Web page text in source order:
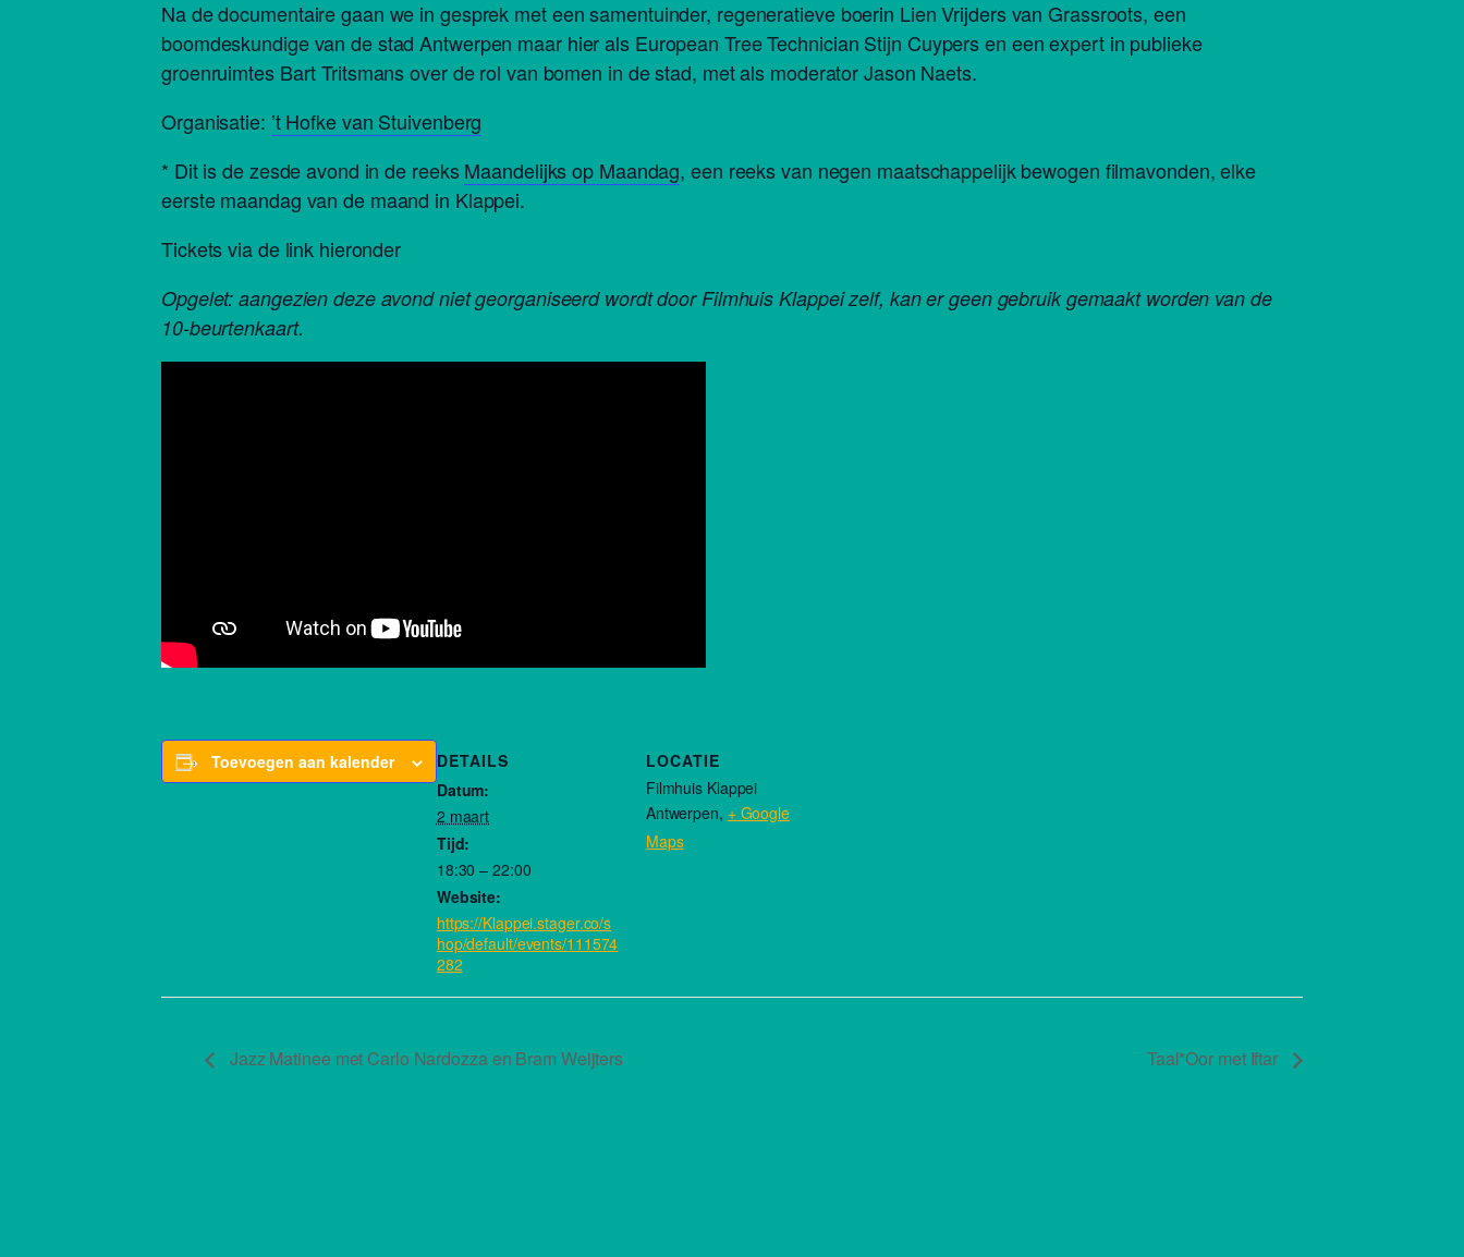
Na de documentaire gaan we in gesprek met een samentuinder, regeneratieve boerin Lien Vrijders van Grassroots, een
boomdeskundige van de stad Antwerpen maar hier als European Tree Technician Stijn Cuypers en een expert in publieke
groenruimtes Bart Tritsmans over de rol van bomen in de stad, met als moderator Jason Naets.
Organisatie: ’t Hofke van Stuivenberg
* Dit is de zesde avond in de reeks Maandelijks op Maandag, een reeks van negen maatschappelijk bewogen filmavonden, elke
eerste maandag van de maand in Klappei.
Tickets via de link hieronder
Opgelet: aangezien deze avond niet georganiseerd wordt door Filmhuis Klappei zelf, kan er geen gebruik gemaakt worden van de
10-beurtenkaart.
Toevoegen aan kalender
DETAILS
Datum:
2 maart
Tijd:
18:30 – 22:00
Website:
https://Klappei.stager.co/s
hop/default/events/111574
282
LOCATIE
Filmhuis Klappei
Antwerpen, + Google
Maps
Jazz Matinee met Carlo Nardozza en Bram Weijters Taal*Oor met Iftar